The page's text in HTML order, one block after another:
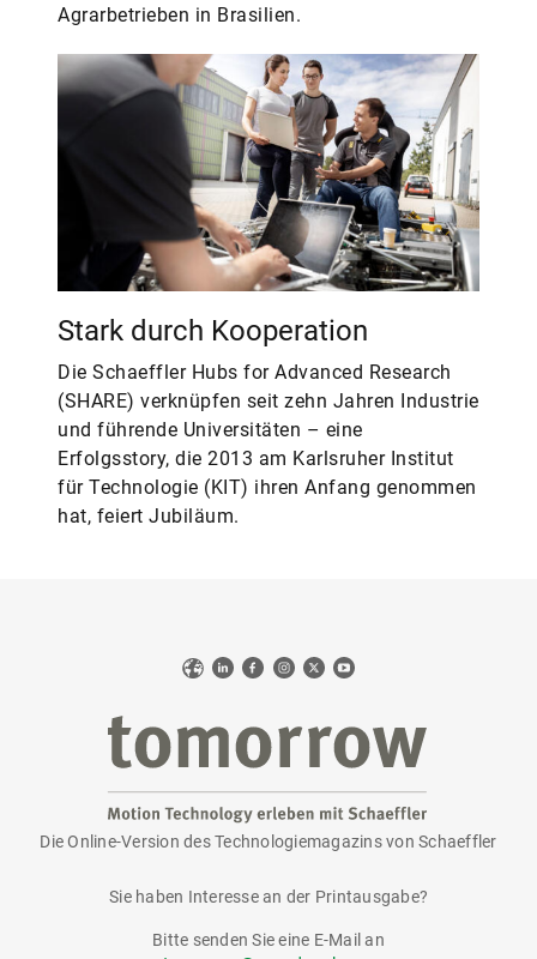
Agrarbetrieben in Brasilien.
Stark durch Kooperation
Die Schaeffler Hubs for Advanced Research
(SHARE) verknüpfen seit zehn Jahren Industrie
und führende Universitäten – eine
Erfolgsstory, die 2013 am Karlsruher Institut
für Technologie (KIT) ihren Anfang genommen
hat, feiert Jubiläum.
WebLinkedIn
Facebook
Instagram
X YouTube
tomorrow
Die Online-Version des Technologiemagazins von Schaeffler
Sie haben Interesse an der Printausgabe?
Bitte senden Sie eine E-Mail an